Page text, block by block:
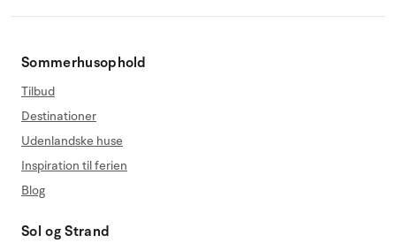
Sommerhusophold
Tilbud
Destinationer
Udenlandske huse
Inspiration til ferien
Blog
Sol og Strand